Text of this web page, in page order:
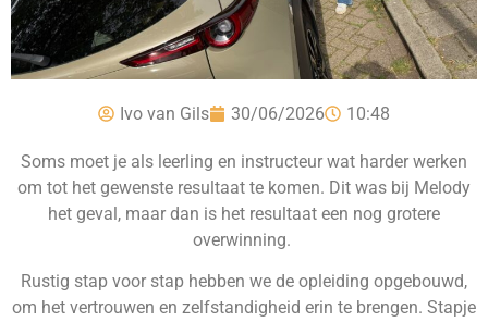
Ivo van Gils 30/06/2026 10:48
Soms moet je als leerling en instructeur wat harder werken
om tot het gewenste resultaat te komen. Dit was bij Melody
het geval, maar dan is het resultaat een nog grotere
overwinning.
Rustig stap voor stap hebben we de opleiding opgebouwd,
om het vertrouwen en zelfstandigheid erin te brengen. Stapje